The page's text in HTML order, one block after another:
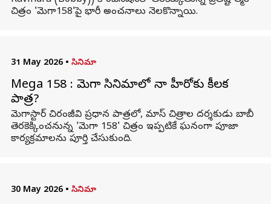
చిత్రం 'మెగా158'పై భారీ అంచనాలు నెలకొన్నాయి.
31 May 2026 • సినిమా
Mega 158 : మెగా సినిమాలో నారా హీరోకు కీలక
పాత్ర?
మెగాస్టార్ చిరంజీవి ప్రధాన పాత్రలో, మాస్ చిత్రాల దర్శకుడు బాబీ
తెరకెక్కించనున్న 'మెగా 158' చిత్రం ఇప్పటికే ఘనంగా పూజా
కార్యక్రమాలను పూర్తి చేసుకుంది.
30 May 2026 • సినిమా